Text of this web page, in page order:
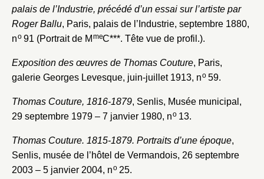
palais de l’Industrie, précédé d’un essai sur l’artiste par
Roger Ballu, Paris, palais de l’Industrie, septembre 1880,
no91 (Portrait de M meC***. Tête vue de profil.).
Exposition des œuvres de Thomas Couture, Paris,
galerie Georges Levesque, juin-juillet 1913, no59.
Thomas Couture, 1816-1879, Senlis, Musée municipal,
29 septembre 1979 – 7 janvier 1980, no13.
Thomas Couture. 1815-1879. Portraits d’une époque,
Senlis, musée de l’hôtel de Vermandois, 26 septembre
2003 – 5 janvier 2004, no25.